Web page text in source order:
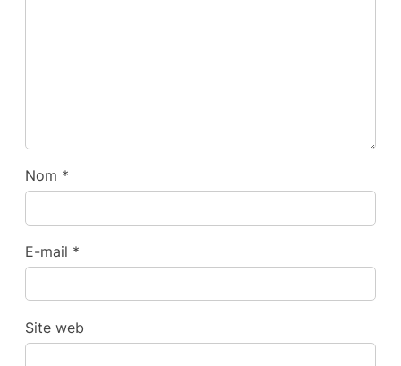
Nom *
E-mail *
Site web